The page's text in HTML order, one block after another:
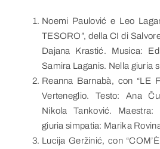
Noemi Paulović e Leo
TESORO”, della CI di
Dajana Krastić. Musica:
Samira Laganis. Nella giuria
Reanna Barnabà, con “LE
Verteneglio. Testo: Ana
Nikola Tanković.
giuria simpatia: Marika
Lucija Geržinić, con